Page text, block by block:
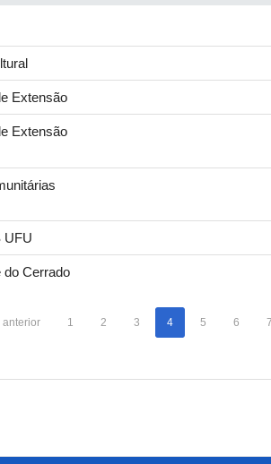
Extensão
Extensão
UFU
do Cerrado
anterior 1 2 3 4 5 6